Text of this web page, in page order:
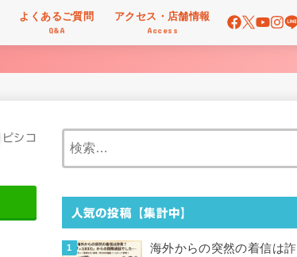
よくあるご質問
Q&A
アクセス・店舗情報
Access
ピシコ
人気の投稿【集計中】
海外からの突然の着信は詐